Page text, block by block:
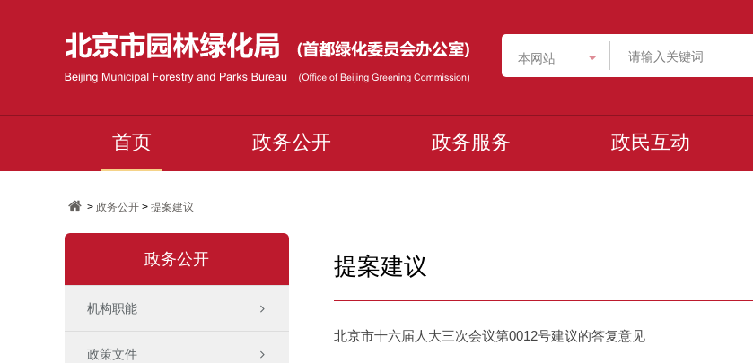
本网站
首页 政务公开 政务服务 政民互动
>政务公开 >提案建议
政务公开
机构职能
政策文件
提案建议
北京市十六届人大三次会议第0012号建议的答复意见